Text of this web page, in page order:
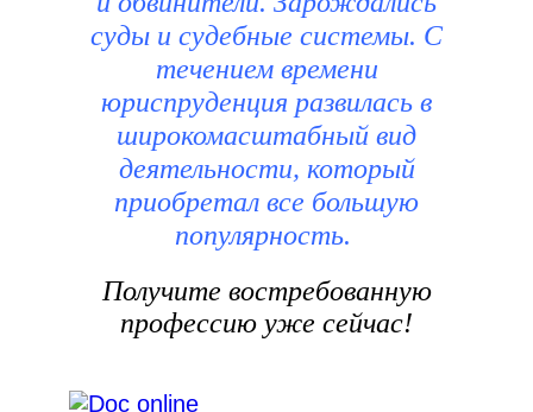
суды и судебные системы. С
течением времени
юриспруденция развилась в
широкомасштабный вид
деятельности, который
приобретал все большую
популярность.
Получите востребованную
профессию уже сейчас!